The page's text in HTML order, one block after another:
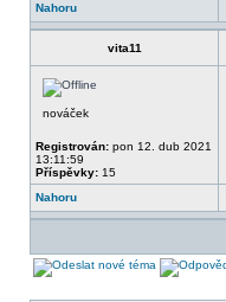
Nahoru
vita11
nováček
Registrován: pon 12. dub 2021
13:11:59
Příspěvky: 15
Nahoru